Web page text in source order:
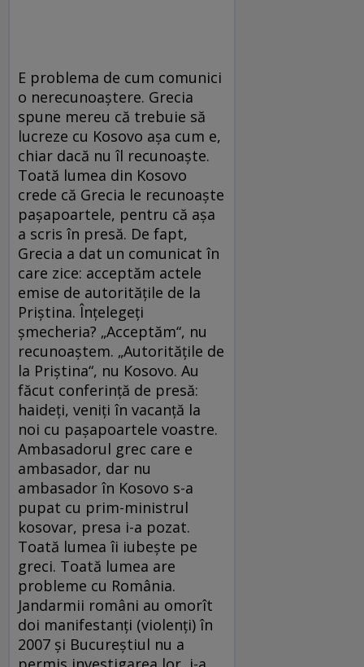
E problema de cum comunici
o nerecunoaştere. Grecia
spune mereu că trebuie să
lucreze cu Kosovo aşa cum e,
chiar dacă nu îl recunoaşte.
Toată lumea din Kosovo
crede că Grecia le recunoaşte
paşapoartele, pentru că aşa
a scris în presă. De fapt,
Grecia a dat un comunicat în
care zice: acceptăm actele
emise de autorităţile de la
Priştina. Înţelegeţi
şmecheria? „Acceptăm“, nu
recunoaştem. „Autorităţile de
la Priştina“, nu Kosovo. Au
făcut conferinţă de presă:
haideţi, veniţi în vacanţă la
noi cu paşapoartele voastre.
Ambasadorul grec care e
ambasador, dar nu
ambasador în Kosovo s-a
pupat cu prim-ministrul
kosovar, presa i-a pozat.
Toată lumea îi iubeşte pe
greci. Toată lumea are
probleme cu România.
Jandarmii români au omorît
doi manifestanţi (violenţi) în
2007 şi Bucureştiul nu a